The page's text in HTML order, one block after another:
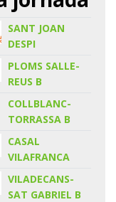
SANT JOAN
DESPI
PLOMS SALLE-
REUS B
COLLBLANC-
TORRASSA B
CASAL
VILAFRANCA
VILADECANS-
SAT GABRIEL B